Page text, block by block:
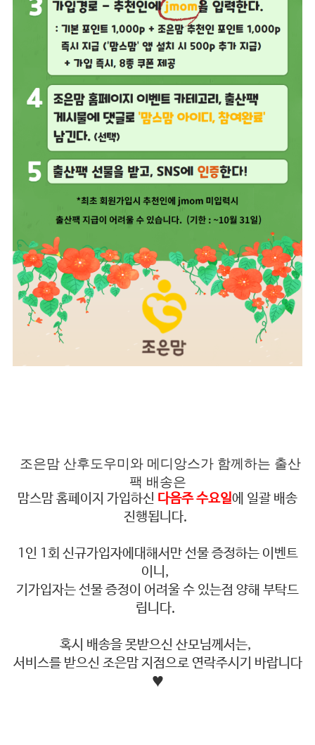
조은맘 산후도우미와 메디앙스가 함께하는 출산
팩 배송은
맘스맘 홈페이지 가입하신 다음주 수요일에 일괄 배송
진행됩니다.
1인 1회 신규가입자에대해서만 선물 증정하는 이벤트
이니,
기가입자는 선물 증정이 어려울 수 있는점 양해 부탁드
립니다.
혹시 배송을 못받으신 산모님께서는,
서비스를 받으신 조은맘 지점으로 연락주시기 바랍니다
♥